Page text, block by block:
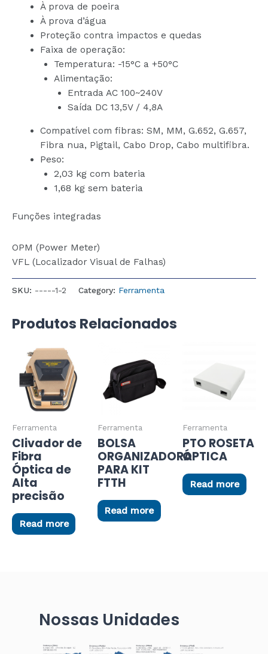
À prova de poeira
À prova d’água
Proteção contra impactos e quedas
Faixa de operação:
Temperatura: -15°C a +50°C
Alimentação:
Entrada AC 100~240V
Saída DC 13,5V / 4,8A
Compatível com fibras: SM, MM, G.652, G.657,
Fibra nua, Pigtail, Cabo Drop, Cabo multifibra.
Peso:
2,03 kg com bateria
1,68 kg sem bateria
Funções integradas
OPM (Power Meter)
VFL (Localizador Visual de Falhas)
SKU: -----1-2 Category: Ferramenta
Produtos Relacionados
Ferramenta
Clivador de
Fibra
Óptica de
Alta
precisão
Read more
Ferramenta
BOLSA
ORGANIZADORA
PARA KIT
FTTH
Read more
Ferramenta
PTO ROSETA
ÓPTICA
Read more
Nossas Unidades